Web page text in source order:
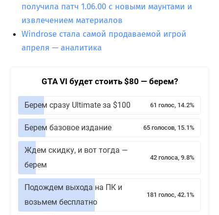
получила патч 1.06.00 с новыми маунтами и
извлечением материалов
Windrose стала самой продаваемой игрой
апреля — аналитика
GTA VI будет стоить $80 — берем?
Берем сразу Ultimate за $100 61 голос, 14.2%
Берем базовое издание 65 голосов, 15.1%
Ждем скидку, и вот тогда —
берем
42 голоса, 9.8%
Подождем выхода на ПК и
возьмем бесплатно
181 голос, 42.1%